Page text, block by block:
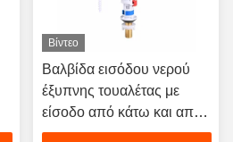
Βίντεο
Βαλβίδα εισόδου νερού
έξυπνης τουαλέτας με
είσοδο από κάτω και από
το πλάι, κατάλληλη για τις